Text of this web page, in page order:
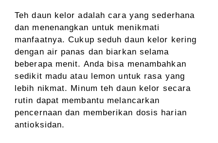
Teh daun kelor adalah cara yang sederhana
dan menenangkan untuk menikmati
manfaatnya. Cukup seduh daun kelor kering
dengan air panas dan biarkan selama
beberapa menit. Anda bisa menambahkan
sedikit madu atau lemon untuk rasa yang
lebih nikmat. Minum teh daun kelor secara
rutin dapat membantu melancarkan
pencernaan dan memberikan dosis harian
antioksidan.